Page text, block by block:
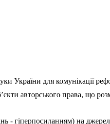
України для комунікації
авторського права, що
- гіперпосиланням) на